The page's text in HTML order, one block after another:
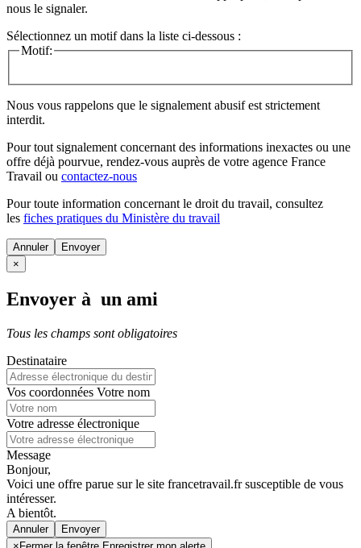
nous le signaler.
Sélectionnez un motif dans la liste ci-dessous :
Motif:
Nous vous rappelons que le signalement abusif est strictement
interdit.
Pour tout signalement concernant des informations inexactes ou une
offre déjà pourvue, rendez-vous auprès de votre agence France
Travail ou contactez-nous
Pour toute information concernant le droit du travail, consultez
les fiches pratiques du Ministère du travail
Annuler
×
Envoyer à un ami
Tous les champs sont obligatoires
Destinataire
Vos coordonnées Votre nom
Votre adresse électronique
Message
Bonjour,
Voici une offre parue sur le site francetravail.fr susceptible de vous
intéresser.
A bientôt.
Annuler